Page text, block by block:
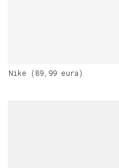
Nike (89,99 eura)